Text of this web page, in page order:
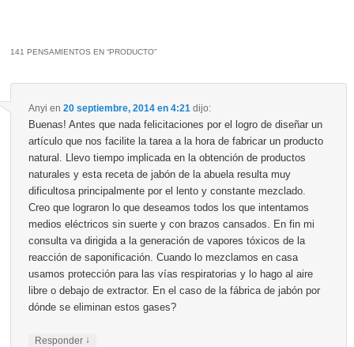
141 PENSAMIENTOS EN “PRODUCTO”
Anyi en 20 septiembre, 2014 en 4:21 dijo:
Buenas! Antes que nada felicitaciones por el logro de diseñar un
artículo que nos facilite la tarea a la hora de fabricar un producto
natural. Llevo tiempo implicada en la obtención de productos
naturales y esta receta de jabón de la abuela resulta muy
dificultosa principalmente por el lento y constante mezclado.
Creo que lograron lo que deseamos todos los que intentamos
medios eléctricos sin suerte y con brazos cansados. En fin mi
consulta va dirigida a la generación de vapores tóxicos de la
reacción de saponificación. Cuando lo mezclamos en casa
usamos protección para las vías respiratorias y lo hago al aire
libre o debajo de extractor. En el caso de la fábrica de jabón por
dónde se eliminan estos gases?
Responder ↓